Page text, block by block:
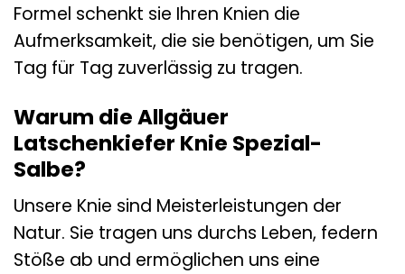
Formel schenkt sie Ihren Knien die
Aufmerksamkeit, die sie benötigen, um Sie
Tag für Tag zuverlässig zu tragen.
Warum die Allgäuer
Latschenkiefer Knie Spezial-
Salbe?
Unsere Knie sind Meisterleistungen der
Natur. Sie tragen uns durchs Leben, federn
Stöße ab und ermöglichen uns eine